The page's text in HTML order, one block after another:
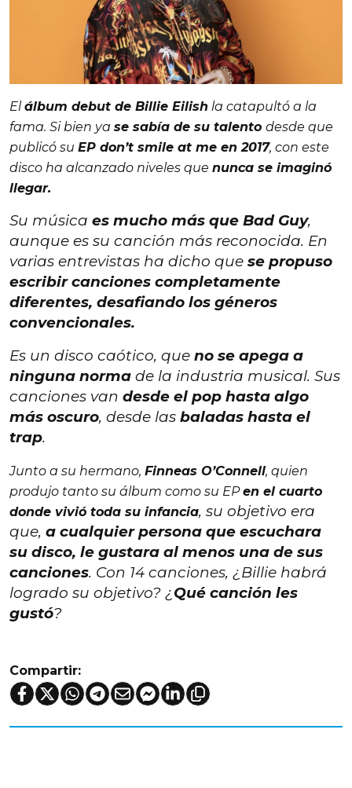
El álbum debut de Billie Eilish la catapultó a la
fama. Si bien ya se sabía de su talento desde que
publicó su EP don’t smile at me en 2017, con este
disco ha alcanzado niveles que nunca se imaginó
llegar.
Su música es mucho más que Bad Guy,
aunque es su canción más reconocida. En
varias entrevistas ha dicho que se propuso
escribir canciones completamente
diferentes, desafiando los géneros
convencionales.
Es un disco caótico, que no se apega a
ninguna norma de la industria musical. Sus
canciones van desde el pop hasta algo
más oscuro, desde las baladas hasta el
trap.
Junto a su hermano, Finneas O’Connell, quien
produjo tanto su álbum como su EPen el cuarto
donde vivió toda su infancia, su objetivo era
que, a cualquier persona que escuchara
su disco, le gustara al menos una de sus
canciones. Con 14 canciones, ¿Billie habrá
logrado su objetivo? ¿Qué canción les
gustó?
Compartir: